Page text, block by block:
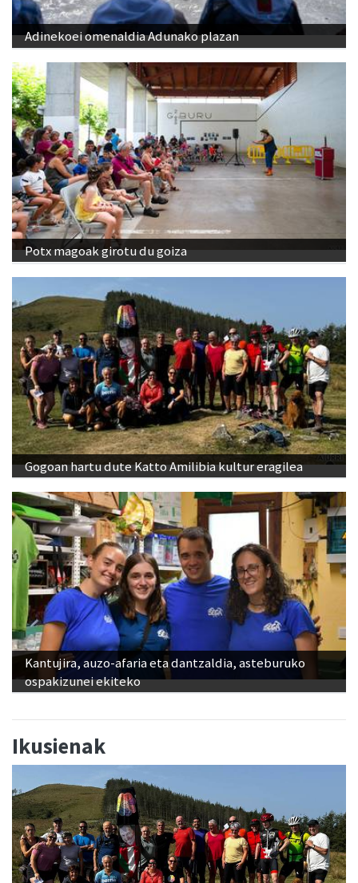
Adinekoei omenaldia Adunako plazan
Potx magoak girotu du goiza
Gogoan hartu dute Katto Amilibia kultur eragilea
Kantujira, auzo-afaria eta dantzaldia, asteburuko
ospakizunei ekiteko
Ikusienak